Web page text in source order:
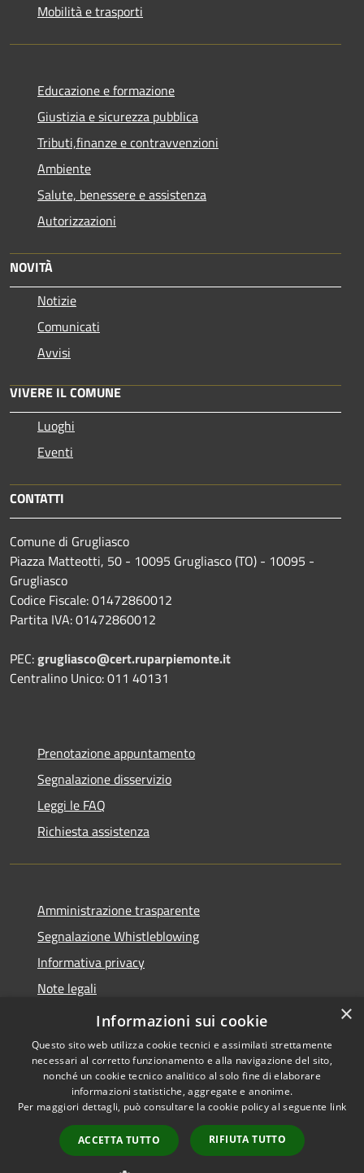
Mobilità e trasporti
Educazione e formazione
Giustizia e sicurezza pubblica
Tributi,finanze e contravvenzioni
Ambiente
Salute, benessere e assistenza
Autorizzazioni
NOVITÀ
Notizie
Comunicati
Avvisi
VIVERE IL COMUNE
Luoghi
Eventi
CONTATTI
Comune di Grugliasco
Piazza Matteotti, 50 - 10095 Grugliasco (TO) - 10095 -
Grugliasco
Codice Fiscale: 01472860012
Partita IVA: 01472860012
PEC:grugliasco@cert.ruparpiemonte.it
Centralino Unico: 011 40131
Prenotazione appuntamento
Segnalazione disservizio
Leggi le FAQ
Richiesta assistenza
Amministrazione trasparente
Segnalazione Whistleblowing
Informativa privacy
Note legali
Dichiarazione di accessibilità
Accessibilità
Copyright © 2020 •
Comune di Grugliasco •
Powered byMunicipium
×
Informazioni sui cookie
Questo sito web utilizza cookie tecnici e assimilati strettamente
necessari al corretto funzionamento e alla navigazione del sito,
nonché un cookie tecnico analitico al solo fine di elaborare
informazioni statistiche, aggregate e anonime.
Per maggiori dettagli, può consultare la cookie policy al seguente link
ACCETTA TUTTO RIFIUTA TUTTO